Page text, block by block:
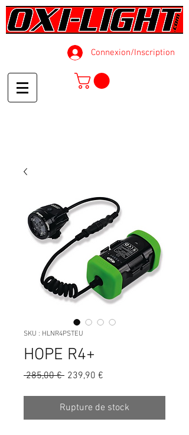
Connexion/Inscription
SKU : HLNR4PSTEU
HOPE R4+
285,00 € Prix
239,90 €
Rupture de stock